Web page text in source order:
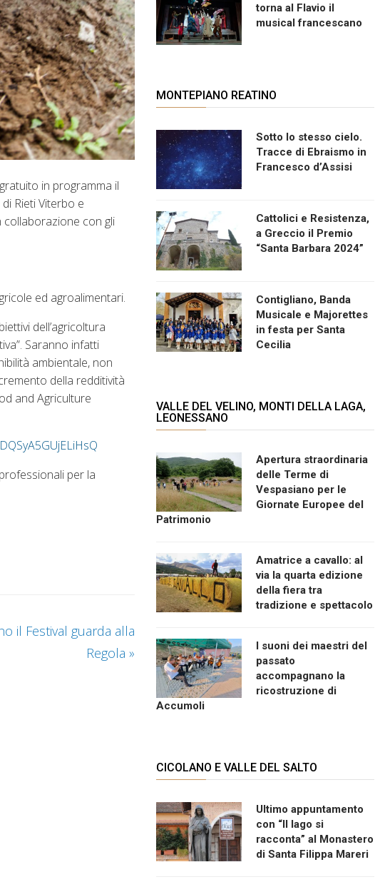
in programma il
Rieti Viterbo e
collaborazione con gli
ed agroalimentari.
dell’agricoltura
Saranno infatti
ambientale, non
della redditività
and Agriculture
per la
il Festival guarda alla
Regola »
torna al Flavio il
musical francescano
MONTEPIANO REATINO
Sotto lo stesso cielo.
Tracce di Ebraismo in
Francesco d’Assisi
Cattolici e Resistenza,
a Greccio il Premio
“Santa Barbara 2024”
Contigliano, Banda
Musicale e Majorettes
in festa per Santa
Cecilia
VALLE DEL VELINO, MONTI DELLA LAGA,
LEONESSANO
Apertura straordinaria
delle Terme di
Vespasiano per le
Giornate Europee del
Patrimonio
Amatrice a cavallo: al
via la quarta edizione
della fiera tra
tradizione e spettacolo
I suoni dei maestri del
passato
accompagnano la
ricostruzione di
Accumoli
CICOLANO E VALLE DEL SALTO
Ultimo appuntamento
con “Il lago si
racconta” al Monastero
di Santa Filippa Mareri